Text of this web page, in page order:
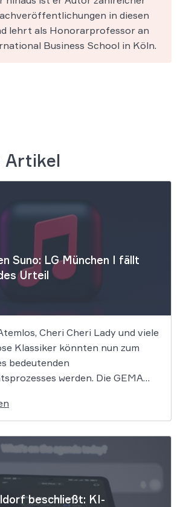
in diesen
lehrt als Honorarprofessor an
Business School in Köln.
Artikel
Suno: LG München I fällt
Urteil
Cheri Cheri Lady und viele
Klassiker könnten nun zum
bedeutenden
werden. Die GEMA
Mitglieder verteidigen. Dem
hinter der populären KI-Musik-
vorgeworfen. Die
beschließt: KI-